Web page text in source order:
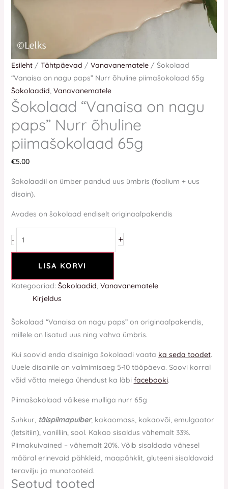
Esileht/ Tähtpäevad / Vanavanematele/ Šokolaad
“Vanaisa on nagu paps” Nurr õhuline piimašokolaad 65g
Šokolaadid, Vanavanematele
Šokolaad “Vanaisa on nagu
paps” Nurr õhuline
piimašokolaad 65g
€5.00
Šokolaadil on ümber pandud uus ümbris (foolium + uus
disain).
Avades on šokolaad endiselt originaalpakendis
- +
LISA KORVI
Kategooriad: Šokolaadid, Vanavanematele
Kirjeldus
Šokolaad “Vanaisa on nagu paps” on originaalpakendis,
millele on lisatud uus ning vahva ümbris.
Kui soovid enda disainiga šokolaadi vaata ka seda toodet.
Uuele disainile on valmimisaeg 5-10 tööpäeva. Soovi korral
võid võtta meiega ühendust ka läbi facebooki.
Piimašokolaad väikese mulliga nurr 65g
Suhkur, täispiimapulber, kakaomass, kakaovõi, emulgaator
(letsitiin), vanilliin, sool. Kakao sisaldus vähemalt 33%.
Piimakuivained – vähemalt 20%. Võib sisaldada vähesel
määral erinevaid pähkleid, maapähklit, gluteeni sisaldavaid
teravilju ja munatooteid.
Seotud tooted